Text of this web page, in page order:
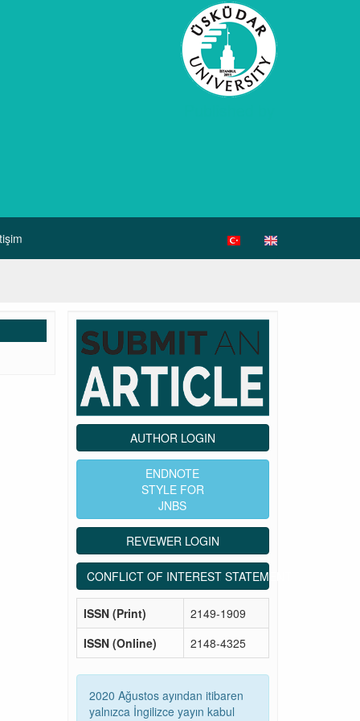
AUTHOR LOGIN
ENDNOTE
STYLE FOR
JNBS
REVEWER LOGIN
CONFLICT OF INTEREST STATEMENT
ISSN (Print)
2149-1909
ISSN (Online)
2148-4325
2020 Ağustos ayından itibaren
yalnızca İngilizce yayın kabul